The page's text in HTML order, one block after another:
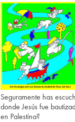
Seguramente has
donde Jesús fue
en Palestina?